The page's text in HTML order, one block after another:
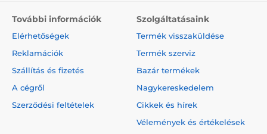
További információk
Elérhetőségek
Reklamációk
Szállítás és fizetés
A cégről
Szerződési feltételek
Szolgáltatásaink
Termék visszaküldése
Termék szerviz
Bazár termékek
Nagykereskedelem
Cikkek és hírek
Vélemények és értékelések